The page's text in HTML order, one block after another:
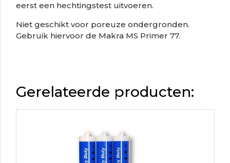
eerst een hechtingstest uitvoeren.
Niet geschikt voor poreuze ondergronden.
Gebruik hiervoor de Makra MS Primer 77.
Gerelateerde producten: